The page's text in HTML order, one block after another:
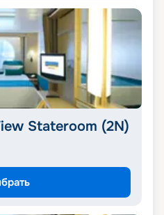
Stateroom (2N)